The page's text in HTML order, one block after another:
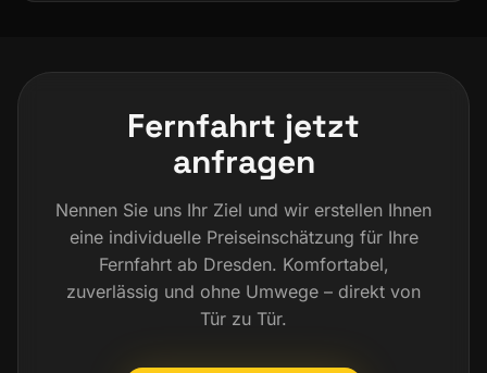
Fernfahrt jetzt
anfragen
Nennen Sie uns Ihr Ziel und wir erstellen Ihnen
eine individuelle Preiseinschätzung für Ihre
Fernfahrt ab Dresden. Komfortabel,
zuverlässig und ohne Umwege – direkt von
Tür zu Tür.